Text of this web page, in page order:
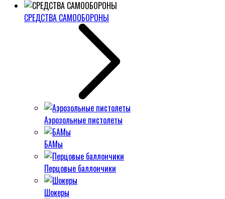
СРЕДСТВА САМООБОРОНЫ
Аэрозольные пистолеты
БАМы
Перцовые баллончики
Шокеры